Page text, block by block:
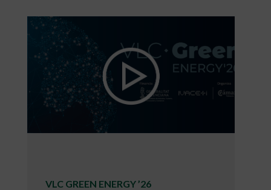
VLC GREEN ENERGY ’26